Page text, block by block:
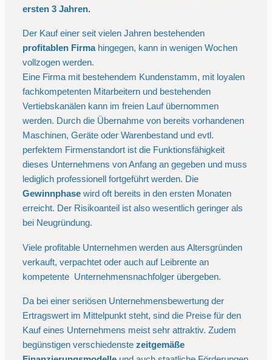
ersten 3 Jahren.
Der Kauf einer seit vielen Jahren bestehenden
profitablen Firmahingegen, kann in wenigen Wochen
vollzogen werden.
Eine Firma mit bestehendem Kundenstamm, mit loyalen
fachkompetenten Mitarbeitern und bestehenden
Vertiebskanälen kann im freien Lauf übernommen
werden. Durch die Übernahme von bereits vorhandenen
Maschinen, Geräte oder Warenbestand und evtl.
perfektem Firmenstandort ist die Funktionsfähigkeit
dieses Unternehmens von Anfang an gegeben und muss
lediglich professionell fortgeführt werden. Die
Gewinnphasewird oft bereits in den ersten Monaten
erreicht. Der Risikoanteil ist also wesentlich geringer als
bei Neugründung.
Viele profitable Unternehmen werden aus Altersgründen
verkauft, verpachtet oder auch auf Leibrente an
kompetente Unternehmensnachfolger übergeben.
Da bei einer seriösen Unternehmensbewertung der
Ertragswert im Mittelpunkt steht, sind die Preise für den
Kauf eines Unternehmens meist sehr attraktiv. Zudem
begünstigen verschiedenste zeitgemäße